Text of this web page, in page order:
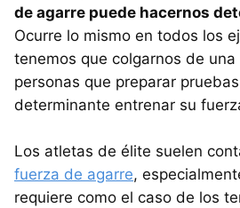
de agarre puede hacernos
Ocurre lo mismo en todos los
tenemos que colgarnos de una
personas que preparar
determinante entrenar su
Los atletas de élite suelen
fuerza de agarre,
requiere como el caso de los